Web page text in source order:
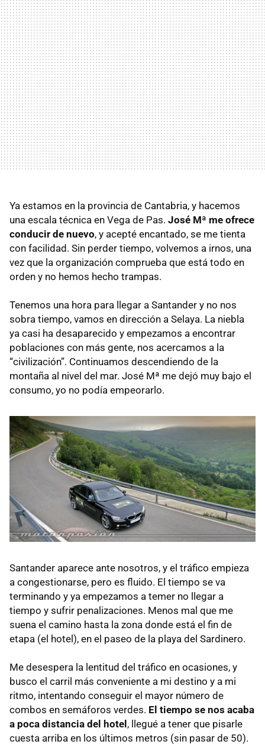
Ya estamos en la provincia de Cantabria, y hacemos
una escala técnica en Vega de Pas. José Mª me ofrece
conducir de nuevo, y acepté encantado, se me tienta
con facilidad. Sin perder tiempo, volvemos a irnos, una
vez que la organización comprueba que está todo en
orden y no hemos hecho trampas.
Tenemos una hora para llegar a Santander y no nos
sobra tiempo, vamos en dirección a Selaya. La niebla
ya casi ha desaparecido y empezamos a encontrar
poblaciones con más gente, nos acercamos a la
“civilización”. Continuamos descendiendo de la
montaña al nivel del mar. José Mª me dejó muy bajo el
consumo, yo no podía empeorarlo.
Santander aparece ante nosotros, y el tráfico empieza
a congestionarse, pero es fluido. El tiempo se va
terminando y ya empezamos a temer no llegar a
tiempo y sufrir penalizaciones. Menos mal que me
suena el camino hasta la zona donde está el fin de
etapa (el hotel), en el paseo de la playa del Sardinero.
Me desespera la lentitud del tráfico en ocasiones, y
busco el carril más conveniente a mi destino y a mi
ritmo, intentando conseguir el mayor número de
combos en semáforos verdes. El tiempo se nos acaba
a poca distancia del hotel , llegué a tener que pisarle
cuesta arriba en los últimos metros (sin pasar de 50).